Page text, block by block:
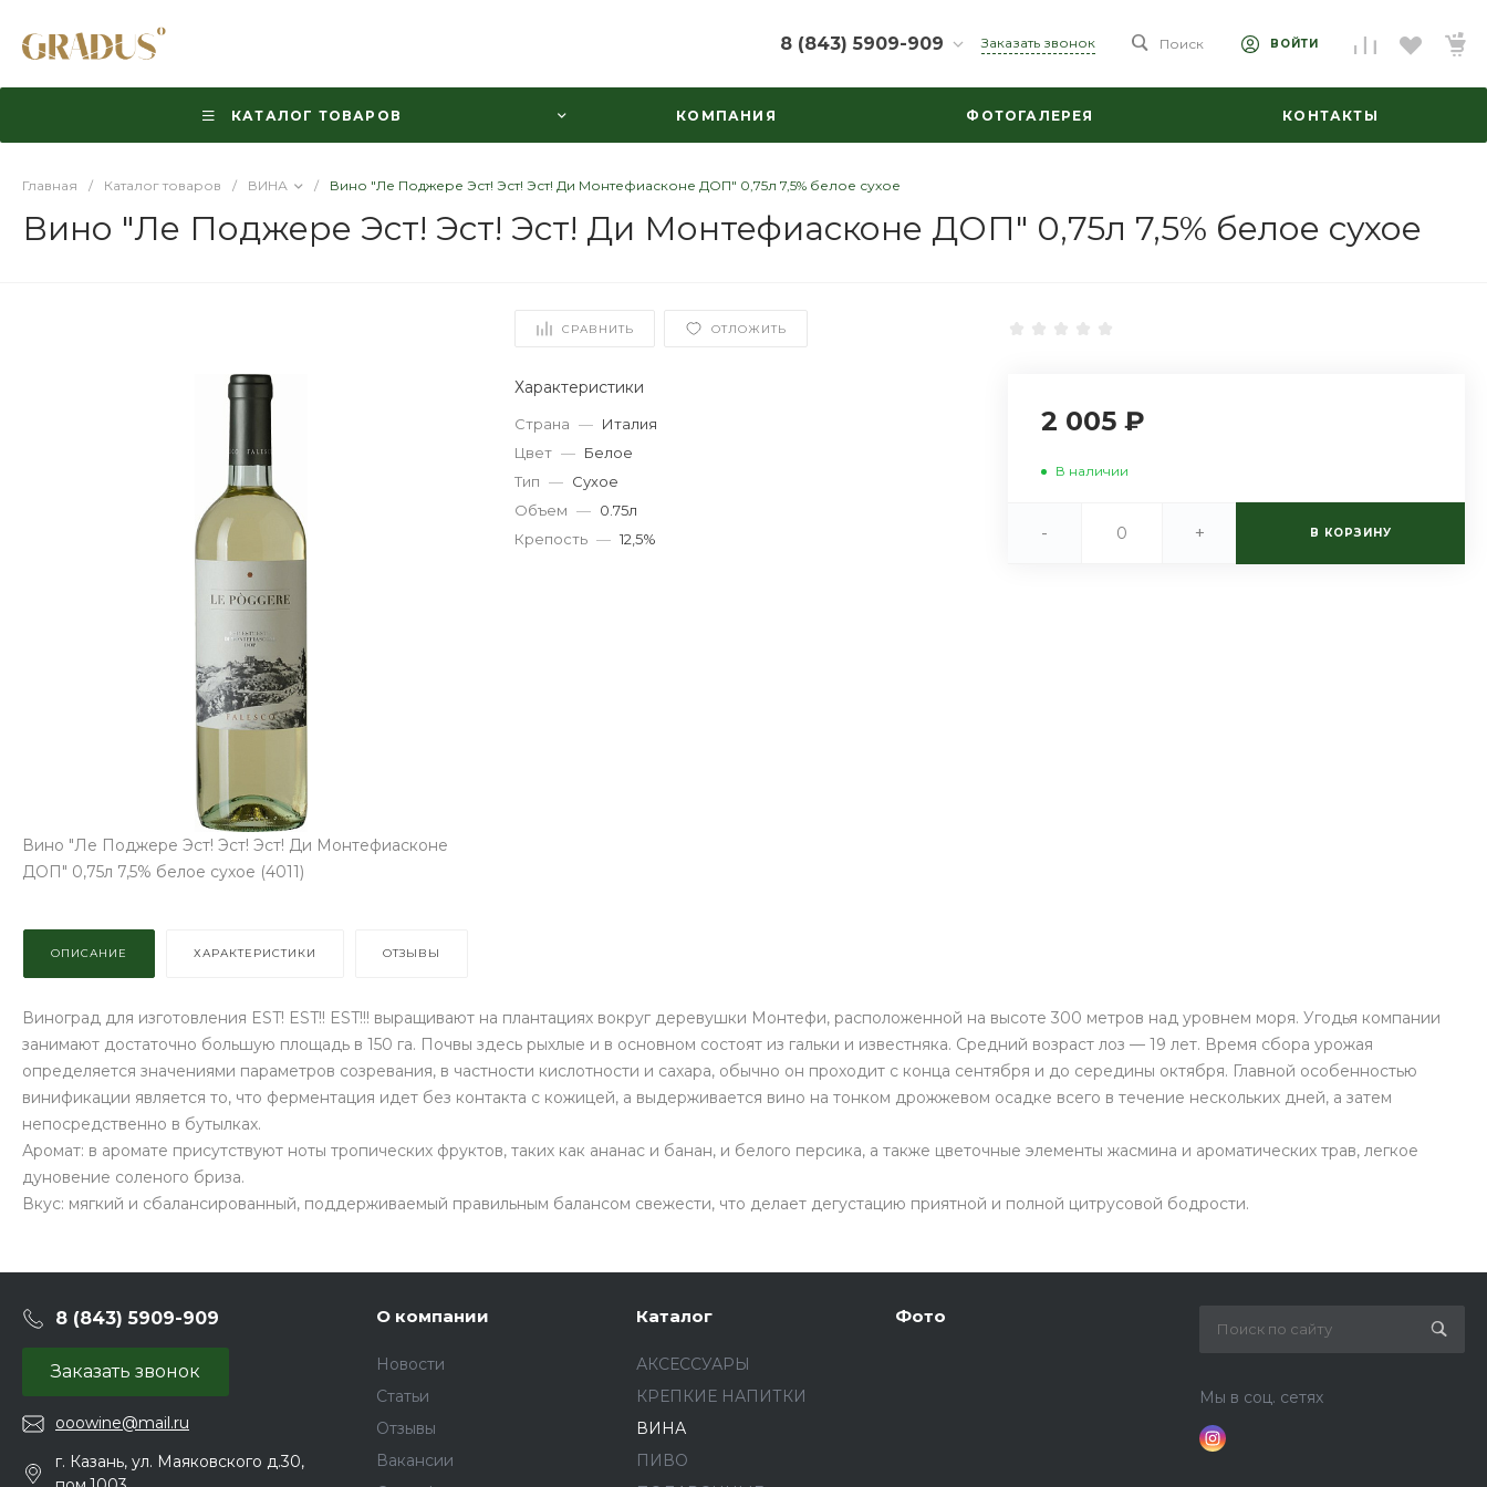
8 (843) 5909-909
г. Казань, ул.
Пн-Вс: 10:00-22:00
Заказать звонок Поиск ВОЙТИ
КАТАЛОГ ТОВАРОВ КОМПАНИЯ ФОТОГАЛЕРЕЯ КОНТАКТЫ
Главная / Каталог товаров / ВИНА / Вино "Ле Поджере Эст! Эст! Эст! Ди Монтефиасконе ДОП" 0,75л 7,5% белое сухое
Вино "Ле Поджере Эст! Эст! Эст! Ди Монтефиасконе ДОП" 0,75л 7,5% белое сухое
СРАВНИТЬ ОТЛОЖИТЬ
Вино "Ле Поджере Эст! Эст! Эст! Ди Монтефиасконе
ДОП" 0,75л 7,5% белое сухое (4011)
Характеристики
Страна — Италия
Цвет — Белое
Тип — Сухое
Объем — 0.75л
Крепость — 12,5%
2 005 ₽
В наличии
- + В КОРЗИНУ
ОПИСАНИЕ ХАРАКТЕРИСТИКИ ОТЗЫВЫ
Виноград для изготовления EST! EST!! EST!!! выращивают на плантациях вокруг деревушки Монтефи, расположенной на высоте 300 метров над уровнем моря. Угодья компании
занимают достаточно большую площадь в 150 га. Почвы здесь рыхлые и в основном состоят из гальки и известняка. Средний возраст лоз — 19 лет. Время сбора урожая
определяется значениями параметров созревания, в частности кислотности и сахара, обычно он проходит с конца сентября и до середины октября. Главной особенностью
винификации является то, что ферментация идет без контакта с кожицей, а выдерживается вино на тонком дрожжевом осадке всего в течение нескольких дней, а затем
непосредственно в бутылках.
Аромат: в аромате присутствуют ноты тропических фруктов, таких как ананас и банан, и белого персика, а также цветочные элементы жасмина и ароматических трав, легкое
дуновение соленого бриза.
Вкус: мягкий и сбалансированный, поддерживаемый правильным балансом свежести, что делает дегустацию приятной и полной цитрусовой бодрости.
8 (843) 5909-909
Заказать звонок
ooowine@mail.ru
г. Казань, ул. Маяковского д.30,
О компании
Новости
Статьи
Отзывы
Вакансии
Каталог
АКСЕССУАРЫ
КРЕПКИЕ НАПИТКИ
ВИНА
ПИВО
Фото
Мы в соц. сетях